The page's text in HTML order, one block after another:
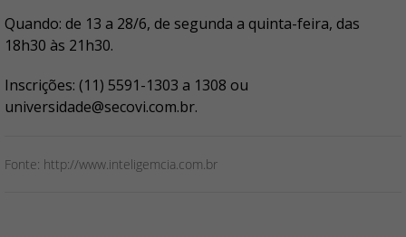
Quando: de 13 a 28/6, de segunda a quinta-feira, das
18h30 às 21h30.
Inscrições: (11) 5591-1303 a 1308 ou
universidade@secovi.com.br.
Fonte: http://www.inteligemcia.com.br